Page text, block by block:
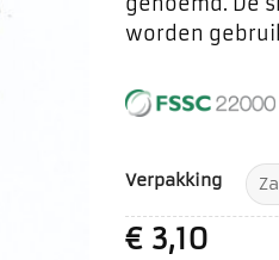
worden
Verpakking
€3,10